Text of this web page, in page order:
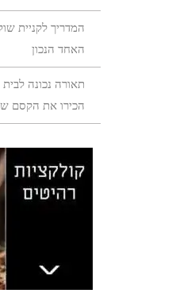
המדריך לקניית
האחד הנכון
תאורה נכונה
הכירו את הקסם